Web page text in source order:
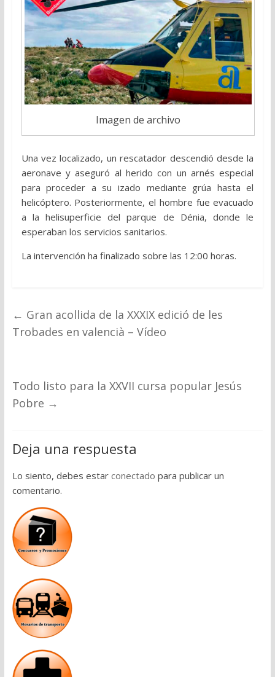
Imagen de archivo
Una vez localizado, un rescatador descendió desde la
aeronave y aseguró al herido con un arnés especial
para proceder a su izado mediante grúa hasta el
helicóptero. Posteriormente, el hombre fue evacuado
a la helisuperficie del parque de Dénia, donde le
esperaban los servicios sanitarios.
La intervención ha finalizado sobre las 12:00 horas.
← Gran acollida de la XXXIX edició de les
Trobades en valencià – Vídeo
Todo listo para la XXVII cursa popular Jesús
Pobre →
Deja una respuesta
Lo siento, debes estar conectado para publicar un
comentario.